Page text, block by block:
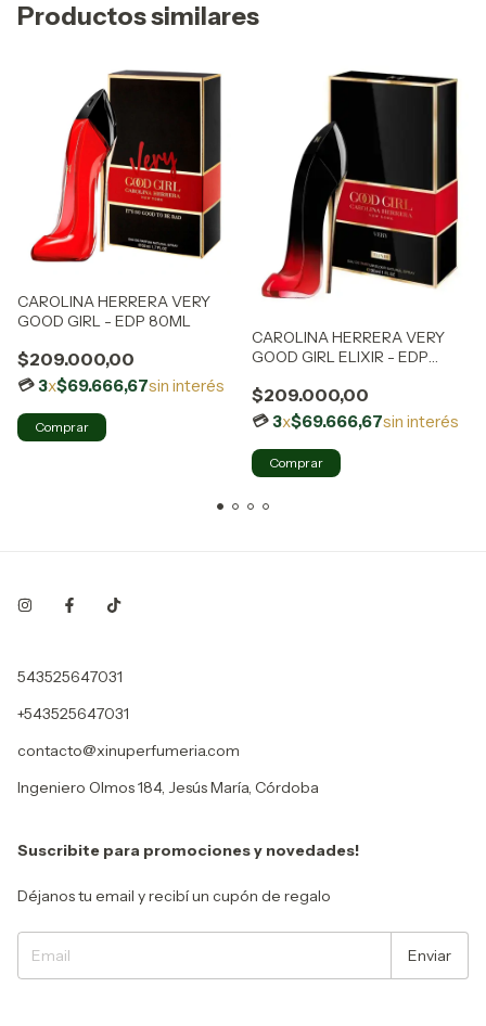
Productos similares
CAROLINA HERRERA VERY
GOOD GIRL - EDP 80ML
$209.000,00
3x$69.666,67sin interés
CAROLINA HERRERA VERY
GOOD GIRL ELIXIR - EDP
$209.000,00
3x$69.666,67sin interés
543525647031
+543525647031
contacto@xinuperfumeria.com
Ingeniero Olmos 184, Jesús María, Córdoba
Suscribite para promociones y novedades!
Déjanos tu email y recibí un cupón de regalo